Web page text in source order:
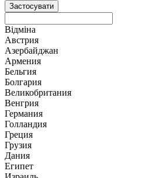
Застосувати
Відміна
Австрия
Азербайджан
Армения
Бельгия
Болгария
Великобритания
Венгрия
Германия
Голландия
Греция
Грузия
Дания
Египет